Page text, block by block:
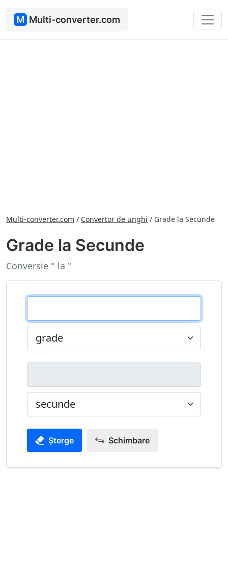
M Multi-converter.com
Multi-converter.com / Convertor de unghi / Grade la Secunde
Grade la Secunde
Conversie ° la ''
Șterge Schimbare